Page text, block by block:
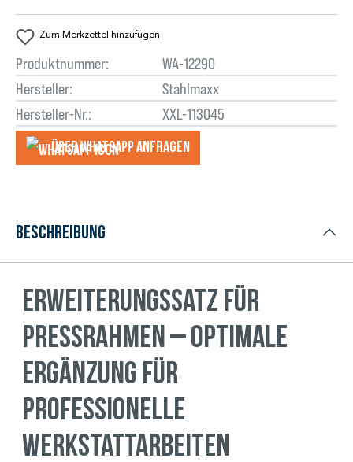
Zum Merkzettel hinzufügen
Produktnummer:
WA-12290
Hersteller:
Stahlmaxx
Hersteller-Nr.:
XXL-113045
Über WhatsApp anfragеn
Beschreibung
Erweiterungssatz für
Pressrahmen – Optimale
Ergänzung für
professionelle
Werkstattarbeiten